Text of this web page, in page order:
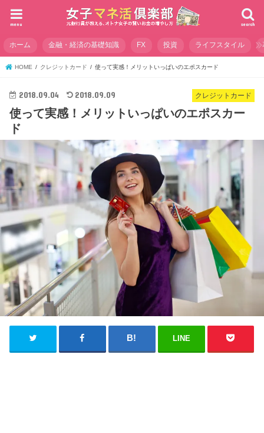
search
menu
ホーム 金融・経済の基礎知識 FX 投資 ライフスタイル
HOME クレジットカード 使って実感！メリットいっぱいのエポスカード
クレジットカード
2018.09.04 2018.09.09
使って実感！メリットいっぱいのエポスカー
ド
LINE